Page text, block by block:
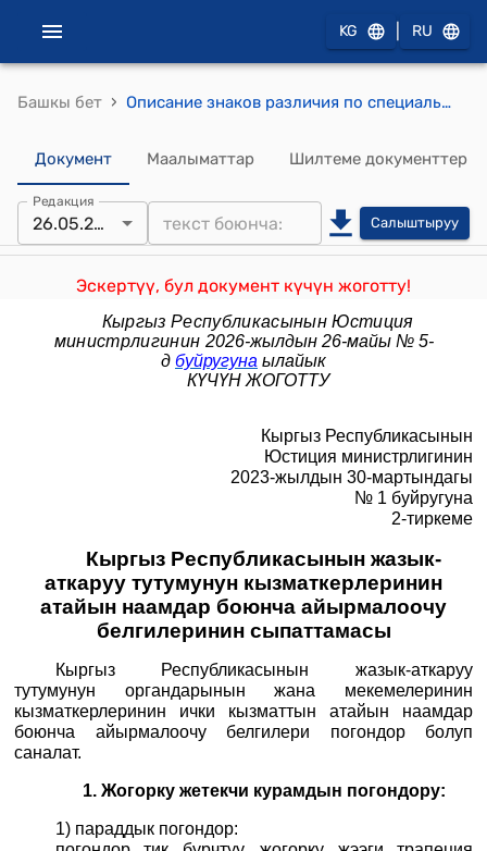
KG RU
Башкы бет › Описание знаков различия по специальным званиям сотрудников уголовно-исполнительной системы Кыргызской Республики
Документ Маалыматтар Шилтеме документтер
Редакция
26.05.2026 Салыштыруу
Эскертүү, бул документ күчүн жоготту!